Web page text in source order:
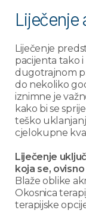
Liječenje
Liječenje
pacijenta tako i
dugotrajnom
do nekoliko
iznimne je
kako bi se
teško
cjelokupne
Liječenje
koja se,
Blaže oblike
Okosnica
terapijske